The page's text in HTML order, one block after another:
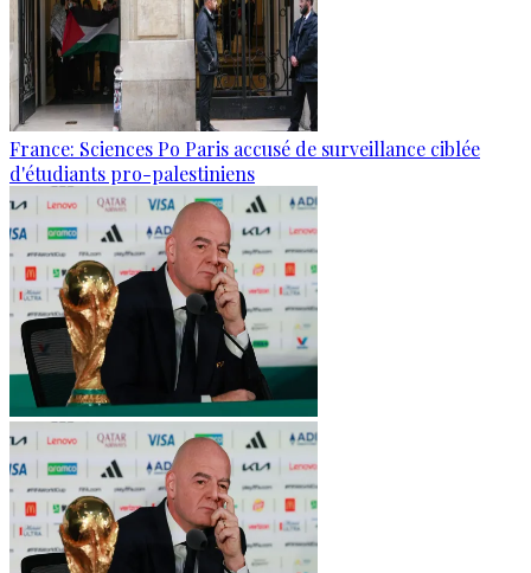
France: Sciences Po Paris accusé de surveillance ciblée
d'étudiants pro-palestiniens